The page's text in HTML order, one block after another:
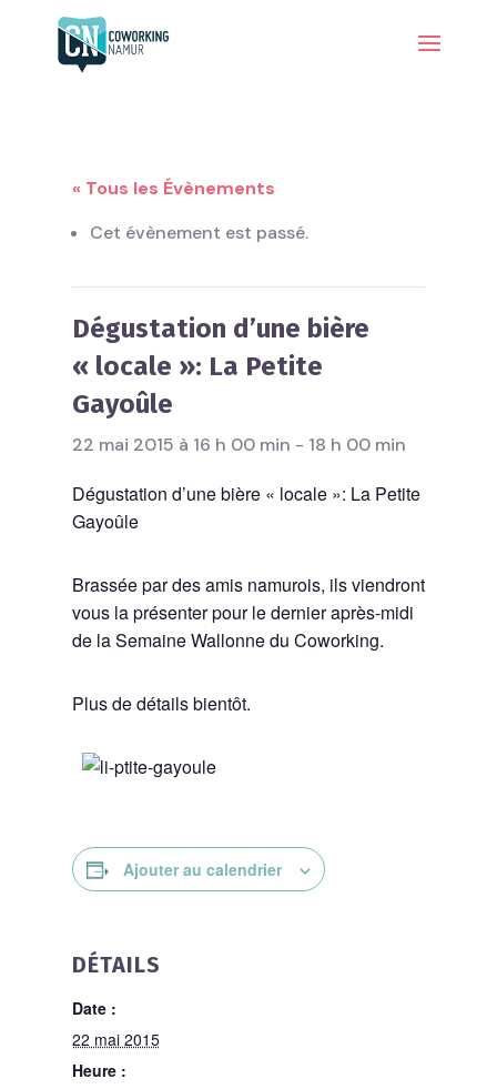
« Tous les Évènements
Cet évènement est passé.
Dégustation d’une bière
« locale »: La Petite
Gayoûle
22 mai 2015 à 16 h 00 min - 18 h 00 min
Dégustation d’une bière « locale »: La Petite
Gayoûle
Brassée par des amis namurois, ils viendront
vous la présenter pour le dernier après-midi
de la Semaine Wallonne du Coworking.
Plus de détails bientôt.
Ajouter au calendrier
DÉTAILS
Date :
22 mai 2015
Heure :